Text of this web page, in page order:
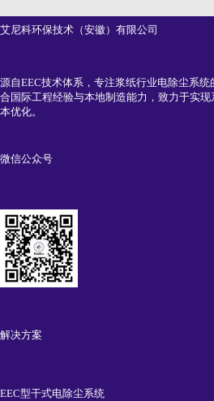
艾尼科环保技术（安徽）有限公司
源自EEC技术体系，专注浆纸行业电除尘系
合国际工程经验与本地制造能力，致力于实
本优化。
微信公众号
解决方案
EEC型干式电除尘系统